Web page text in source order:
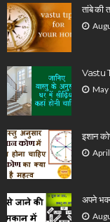
तांबे की
Vastu
इशान
अपने